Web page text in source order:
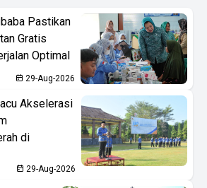
Pastikan
Gratis
Optimal
29-Aug-2026
Akselerasi
di
29-Aug-2026